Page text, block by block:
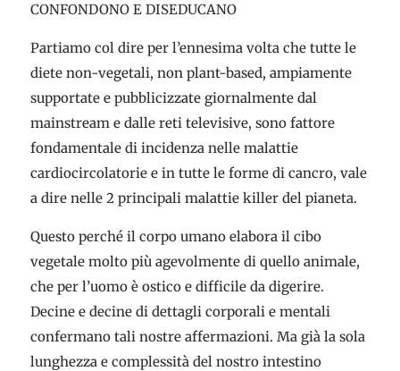
CONFONDONO E DISEDUCANO
Partiamo col dire per l’ennesima volta che tutte le
diete non-vegetali, non plant-based, ampiamente
supportate e pubblicizzate giornalmente dal
mainstream e dalle reti televisive, sono fattore
fondamentale di incidenza nelle malattie
cardiocircolatorie e in tutte le forme di cancro, vale
a dire nelle 2 principali malattie killer del pianeta.
Questo perché il corpo umano elabora il cibo
vegetale molto più agevolmente di quello animale,
che per l’uomo è ostico e difficile da digerire.
Decine e decine di dettagli corporali e mentali
confermano tali nostre affermazioni. Ma già la sola
lunghezza e complessità del nostro intestino